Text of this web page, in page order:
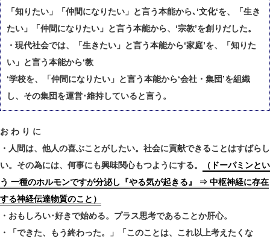
「知りたい」「仲間になりたい」と言う本能から､‘文化‘を、「生き
たい」「仲間になりたい」と言う本能から、‘宗教’を創りだした。
・現代社会では、「生きたい」と言う本能から‘家庭’を、「知りた
い」と言う本能から‘教
‘学校を、「仲間になりたい」と言う本能から‘会社・集団’を組織
し、その集団を運営･維持していると言う。
お わ り に
・人間は、他人の喜ぶことがしたい。社会に貢献できることはすばらし
い。その為には、何事にも興味関心もつようにする。
（ドーパミンとい
う 一種のホルモンですが分泌し『やる気が起きる』 ⇒ 中枢神経に存在
する神経伝達物質のこと）
・おもしろい･好きで始める。プラス思考であることか肝心。
・「できた、もう終わった。」「このことは、これ以上考えたくな